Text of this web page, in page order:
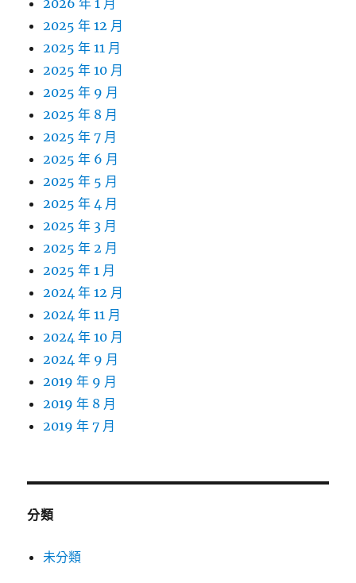
2026 年 1 月
2025 年 12 月
2025 年 11 月
2025 年 10 月
2025 年 9 月
2025 年 8 月
2025 年 7 月
2025 年 6 月
2025 年 5 月
2025 年 4 月
2025 年 3 月
2025 年 2 月
2025 年 1 月
2024 年 12 月
2024 年 11 月
2024 年 10 月
2024 年 9 月
2019 年 9 月
2019 年 8 月
2019 年 7 月
分類
未分類